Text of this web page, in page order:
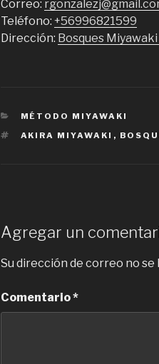
Correo:
Teléfono: +56996821599
Dirección: Bosques
CATEGORIES
MÉTODO MIYAWAKI
TAGS
AKIRA MIYAWAKI ,
Agregar un
Su dirección de correo no se
Comentario*